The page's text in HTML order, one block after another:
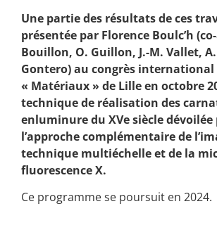
Une partie des résultats de ces
présentée par Florence Boulc’h
Bouillon, O. Guillon, J.-M. Vallet,
Gontero) au congrès international
« Matériaux » de Lille en octobre
technique de réalisation des
enluminure du XVe siècle dévoilée
l’approche complémentaire de
technique multiéchelle et de la
fluorescence X.
Ce programme se poursuit en 2024.